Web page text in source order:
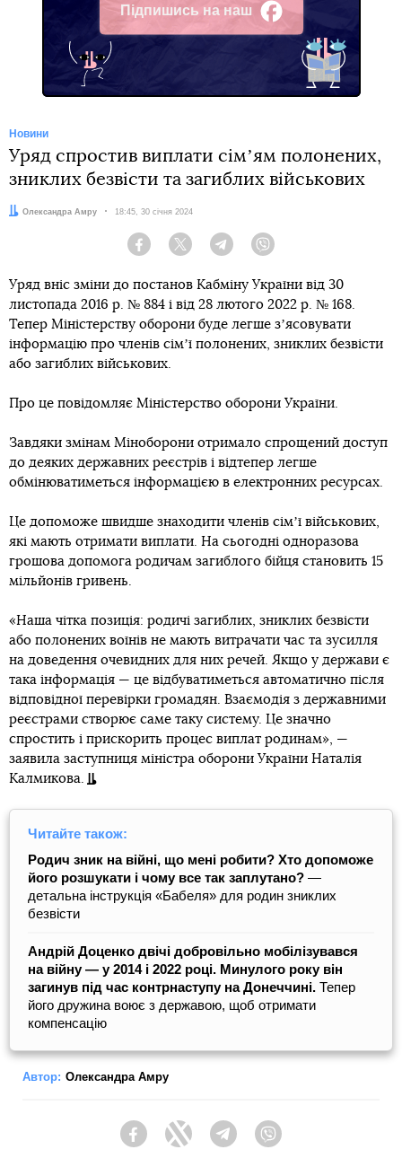
Підпишись на наш
Facebook
Новини
Уряд спростив виплати сімʼям полонених,
зниклих безвісти та загиблих військових
Автор:
Олександра Амру Дата:
18:45, 30 січня 2024
Facebook Twitter Telegram
Уряд вніс зміни до постанов Кабміну України від 30
листопада 2016 р. № 884 і від 28 лютого 2022 р. № 168.
Тепер Міністерству оборони буде легше зʼясовувати
інформацію про членів сімʼї полонених, зниклих безвісти
або загиблих військових.
Про це повідомляє Міністерство оборони України.
Завдяки змінам Міноборони отримало спрощений доступ
до деяких державних реєстрів і відтепер легше
обмінюватиметься інформацією в електронних ресурсах.
Це допоможе швидше знаходити членів сімʼї військових,
які мають отримати виплати. На сьогодні одноразова
грошова допомога родичам загиблого бійця становить 15
мільйонів гривень.
«Наша чітка позиція: родичі загиблих, зниклих безвісти
або полонених воїнів не мають витрачати час та зусилля
на доведення очевидних для них речей. Якщо у держави є
така інформація — це відбуватиметься автоматично після
відповідної перевірки громадян. Взаємодія з державними
реєстрами створює саме таку систему. Це значно
спростить і прискорить процес виплат родинам», —
заявила заступниця міністра оборони України Наталія
Калмикова.
Читайте також:
Родич зник на війні, що мені робити? Хто допоможе
його розшукати і чому все так заплутано? —
детальна інструкція «Бабеля» для родин зниклих
безвісти
Андрій Доценко двічі добровільно мобілізувався
на війну — у 2014 і 2022 році. Минулого року він
загинув під час контрнаступу на Донеччині. Тепер
його дружина воює з державою, щоб отримати
компенсацію
Автор: Олександра Амру
FacebookTwitter Telegram